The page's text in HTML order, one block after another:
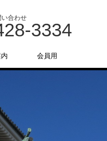
い合わせ
3334
会員用